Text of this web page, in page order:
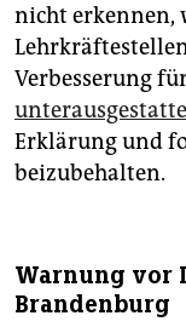
nicht erkennen,
Verbesserung
Erklärung und
beizubehalten.
Warnung vor
Brandenburg